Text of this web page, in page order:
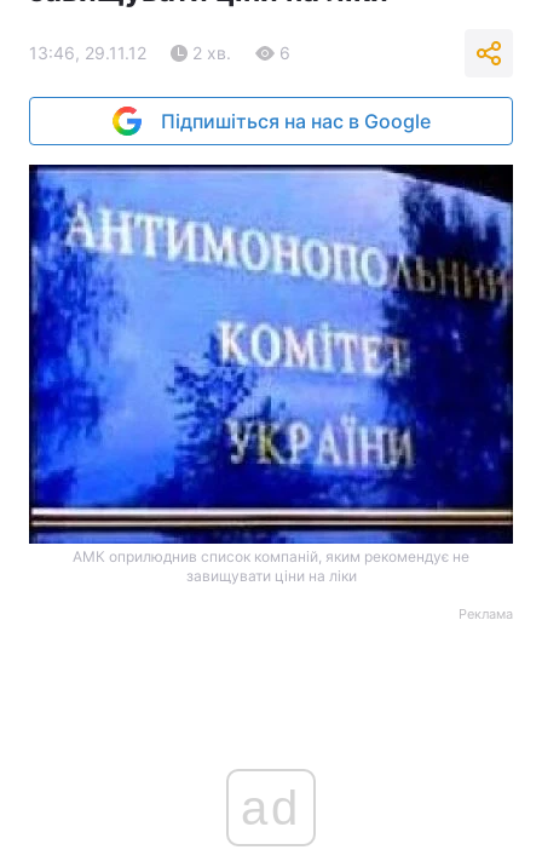
13:46, 29.11.12 2 хв. 6
Підпишіться на нас в Google
АМК оприлюднив список компаній, яким рекомендує не
завищувати ціни на ліки
Реклама
ad